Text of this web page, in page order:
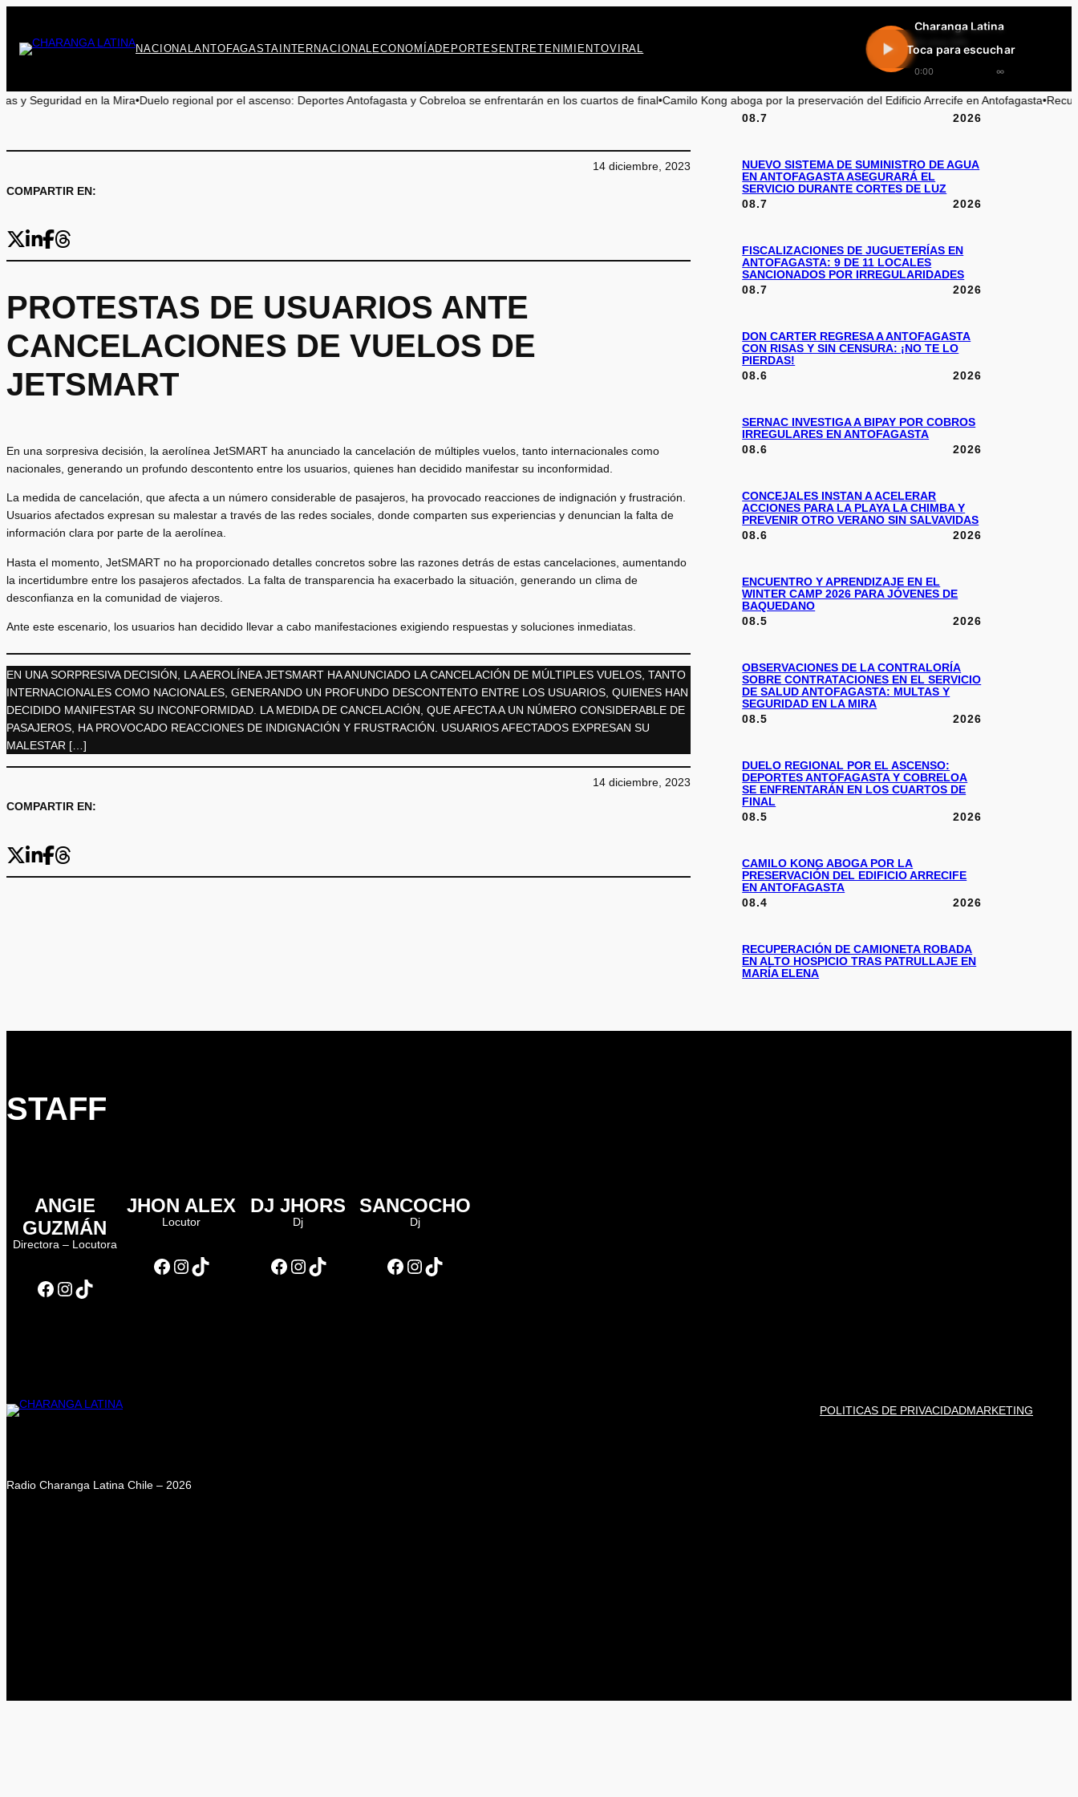
contenido
NACIONALANTOFAGASTA INTERNACIONAL ECONOMÍADEPORTES ENTRETENIMIENTOVIRAL
Charanga Latina
En vivo 24h
0:00 ∞
Toca para escuchar
en la Mira•Duelo regional por el ascenso: Deportes Antofagasta y Cobreloa se enfrentarán en los cuartos de final•Camilo Kong aboga por la preservación del Edificio Arrecife en Antofagasta•Recuperación de
COMPARTIR EN:
14 diciembre, 2023
PROTESTAS DE USUARIOS ANTE
CANCELACIONES DE VUELOS DE
JETSMART
En una sorpresiva decisión, la aerolínea JetSMART ha anunciado la cancelación de múltiples vuelos, tanto internacionales como
nacionales, generando un profundo descontento entre los usuarios, quienes han decidido manifestar su inconformidad.
La medida de cancelación, que afecta a un número considerable de pasajeros, ha provocado reacciones de indignación y frustración.
Usuarios afectados expresan su malestar a través de las redes sociales, donde comparten sus experiencias y denuncian la falta de
información clara por parte de la aerolínea.
Hasta el momento, JetSMART no ha proporcionado detalles concretos sobre las razones detrás de estas cancelaciones, aumentando
la incertidumbre entre los pasajeros afectados. La falta de transparencia ha exacerbado la situación, generando un clima de
desconfianza en la comunidad de viajeros.
Ante este escenario, los usuarios han decidido llevar a cabo manifestaciones exigiendo respuestas y soluciones inmediatas.
EN UNA SORPRESIVA DECISIÓN, LA AEROLÍNEA JETSMART HA ANUNCIADO LA CANCELACIÓN DE MÚLTIPLES VUELOS, TANTO
INTERNACIONALES COMO NACIONALES, GENERANDO UN PROFUNDO DESCONTENTO ENTRE LOS USUARIOS, QUIENES HAN
DECIDIDO MANIFESTAR SU INCONFORMIDAD. LA MEDIDA DE CANCELACIÓN, QUE AFECTA A UN NÚMERO CONSIDERABLE DE
PASAJEROS, HA PROVOCADO REACCIONES DE INDIGNACIÓN Y FRUSTRACIÓN. USUARIOS AFECTADOS EXPRESAN SU
MALESTAR […]
COMPARTIR EN:
14 diciembre, 2023
08.7 2026
NUEVO SISTEMA DE SUMINISTRO DE AGUA
EN ANTOFAGASTA ASEGURARÁ EL
SERVICIO DURANTE CORTES DE LUZ
08.7
2026
FISCALIZACIONES DE JUGUETERÍAS EN
ANTOFAGASTA: 9 DE 11 LOCALES
SANCIONADOS POR IRREGULARIDADES
08.7
2026
DON CARTER REGRESA A ANTOFAGASTA
CON RISAS Y SIN CENSURA: ¡NO TE LO
PIERDAS!
08.6
2026
SERNAC INVESTIGA A BIPAY POR COBROS
IRREGULARES EN ANTOFAGASTA
08.6
2026
CONCEJALES INSTAN A ACELERAR
ACCIONES PARA LA PLAYA LA CHIMBA Y
PREVENIR OTRO VERANO SIN SALVAVIDAS
08.6
2026
ENCUENTRO Y APRENDIZAJE EN EL
WINTER CAMP 2026 PARA JÓVENES DE
BAQUEDANO
08.5
2026
OBSERVACIONES DE LA CONTRALORÍA
SOBRE CONTRATACIONES EN EL SERVICIO
DE SALUD ANTOFAGASTA: MULTAS Y
SEGURIDAD EN LA MIRA
08.5
2026
DUELO REGIONAL POR EL ASCENSO:
DEPORTES ANTOFAGASTA Y COBRELOA
SE ENFRENTARÁN EN LOS CUARTOS DE
FINAL
08.5
2026
CAMILO KONG ABOGA POR LA
PRESERVACIÓN DEL EDIFICIO ARRECIFE
EN ANTOFAGASTA
08.4
2026
RECUPERACIÓN DE CAMIONETA ROBADA
EN ALTO HOSPICIO TRAS PATRULLAJE EN
MARÍA ELENA
STAFF
ANGIE
GUZMÁN
Directora – Locutora
Facebook Instagram TikTok
JHON ALEX
Locutor
Facebook Instagram TikTok
DJ JHORS
Dj
Facebook Instagram TikTok
SANCOCHO
Dj
Facebook Instagram TikTok
POLITICAS DE PRIVACIDADMARKETING
Radio Charanga Latina Chile – 2026